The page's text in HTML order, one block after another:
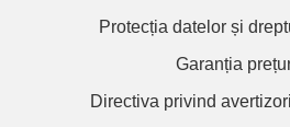
Protecția datelor și
Garanția
Directiva privind